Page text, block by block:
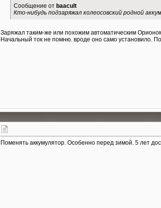
Сообщение от baacult
Кто-нибудь подзаряжал колеосовский родной
Заряжал таким-же или похожим автоматическим
Начальный ток не помню. вроде оно само установило.
Поменять аккумулятор. Особенно перед зимой. 5 лет